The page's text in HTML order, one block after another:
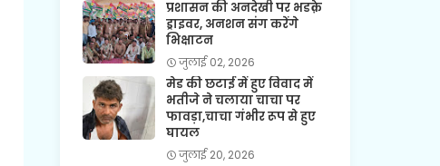
प्रशासन की अनदेखी पर भडक़े
ड्राइवर, अनशन संग करेंगे
भिक्षाटन
जुलाई 02, 2026
मेड की छटाई में हुए विवाद में
भतीजे ने चलाया चाचा पर
फावड़ा,चाचा गंभीर रूप से हुए
घायल
जुलाई 20, 2026